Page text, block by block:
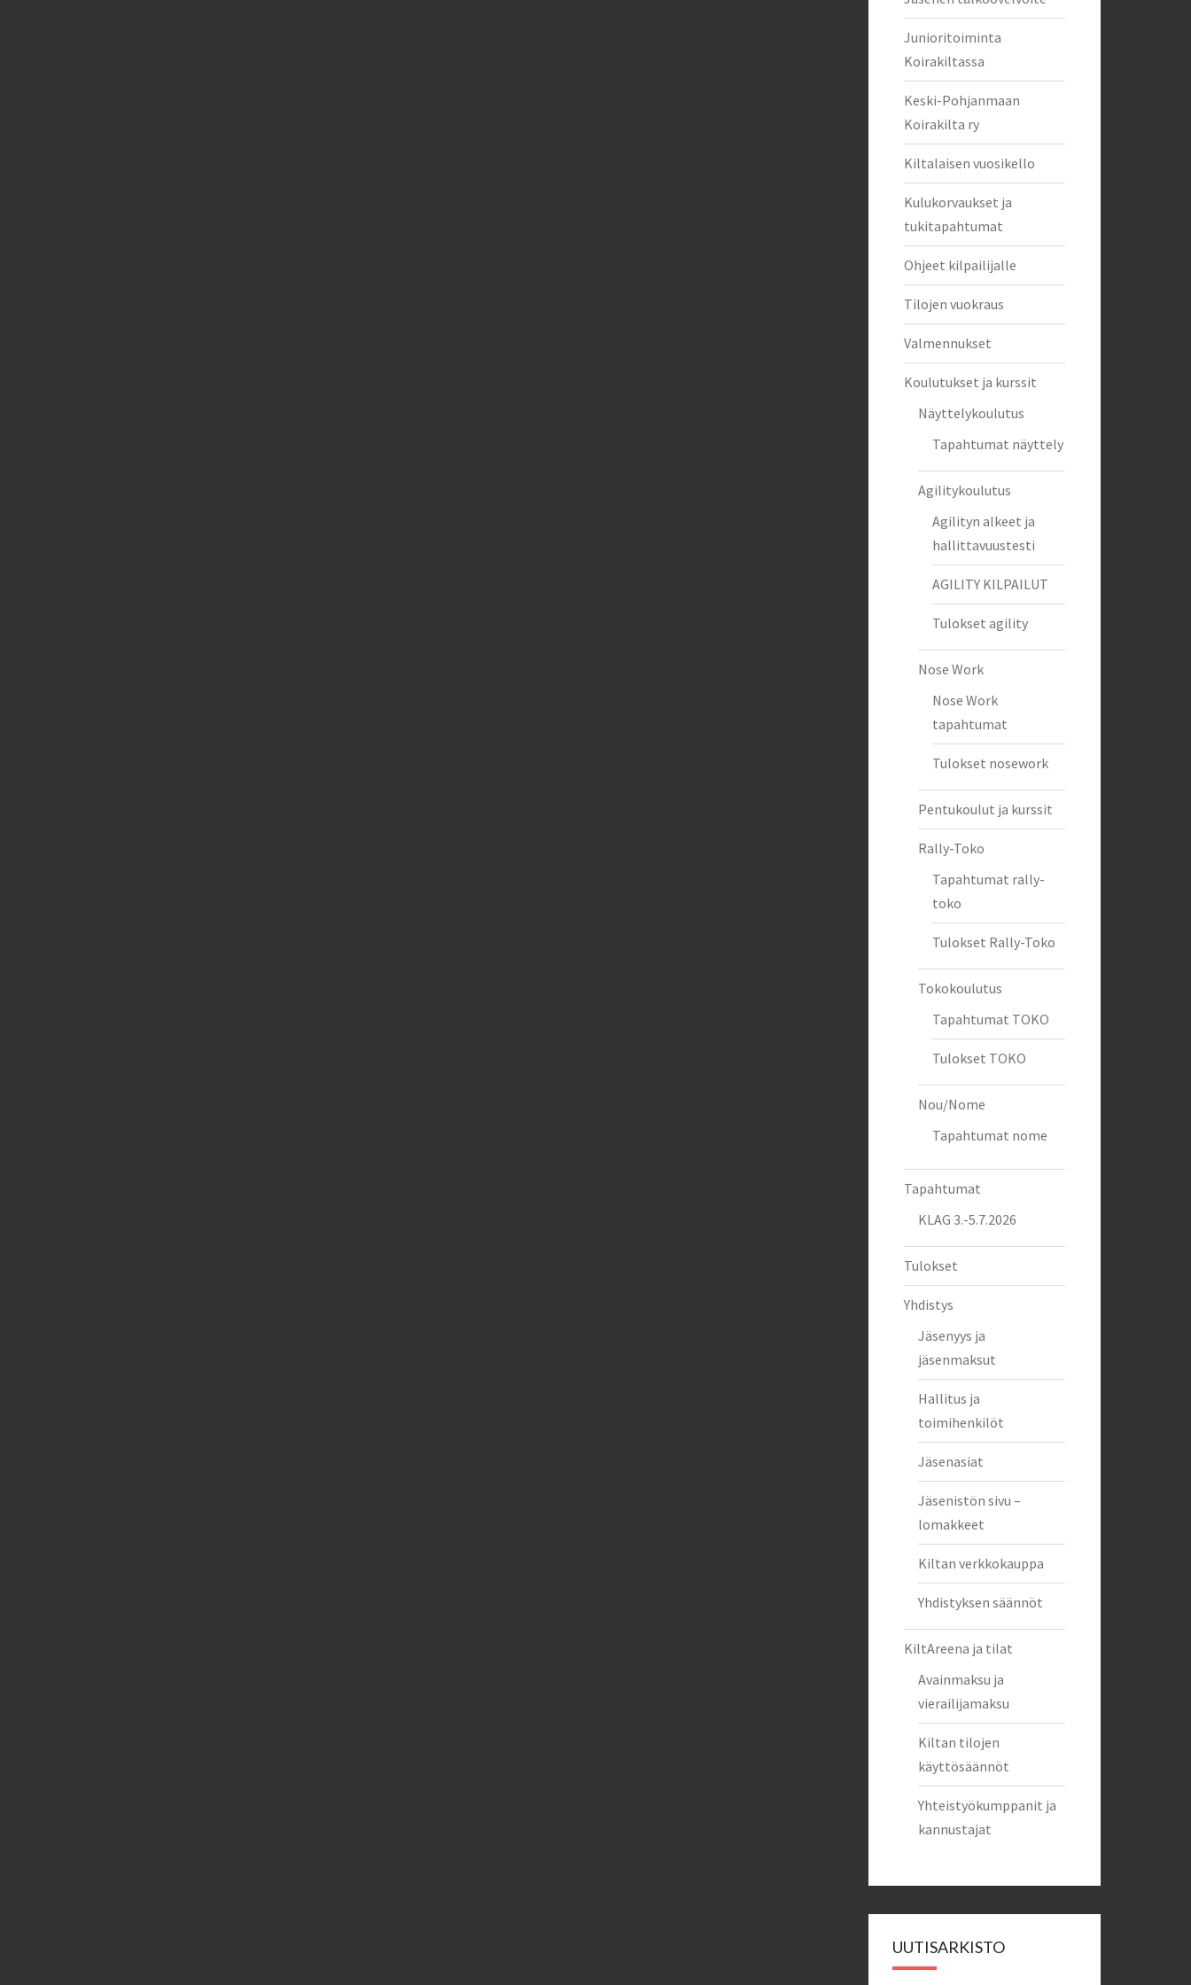
Junioritoiminta
Koirakiltassa
Keski-Pohjanmaan
Koirakilta ry
Kiltalaisen vuosikello
Kulukorvaukset ja
tukitapahtumat
Ohjeet kilpailijalle
Tilojen vuokraus
Valmennukset
Koulutukset ja kurssit
Näyttelykoulutus
Tapahtumat näyttely
Agilitykoulutus
Agilityn alkeet ja
hallittavuustesti
AGILITY KILPAILUT
Tulokset agility
Nose Work
Nose Work
tapahtumat
Tulokset nosework
Pentukoulut ja kurssit
Rally-Toko
Tapahtumat rally-
toko
Tulokset Rally-Toko
Tokokoulutus
Tapahtumat TOKO
Tulokset TOKO
Nou/Nome
Tapahtumat nome
Tapahtumat
KLAG 3.-5.7.2026
Tulokset
Yhdistys
Jäsenyys ja
jäsenmaksut
Hallitus ja
toimihenkilöt
Jäsenasiat
Jäsenistön sivu –
lomakkeet
Kiltan verkkokauppa
Yhdistyksen säännöt
KiltAreena ja tilat
Avainmaksu ja
vierailijamaksu
Kiltan tilojen
käyttösäännöt
Yhteistyökumppanit ja
kannustajat
UUTISARKISTO